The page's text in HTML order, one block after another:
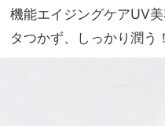
機能エイジングケアUV
タつかず、しっかり潤う！